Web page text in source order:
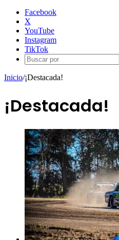
Facebook
X
YouTube
Instagram
TikTok
Inicio/¡Destacada!
¡Destacada!